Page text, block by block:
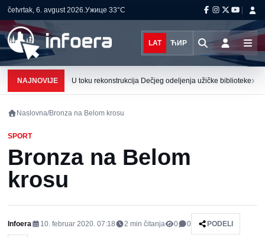
četvrtak, 6. avgust 2026.Ужице 33°C
LAT ЋИР
NAJNOVIJE U toku rekonstrukcija Dečjeg odeljenja užičke biblioteke›
Naslovna/Bronza na Belom krosu
SPORT
Bronza na Belom
krosu
Infoera 10. februar 2020. 07:18 2 min čitanja 0 0 PODELI